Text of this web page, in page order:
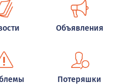
Объявления
Потеряшки